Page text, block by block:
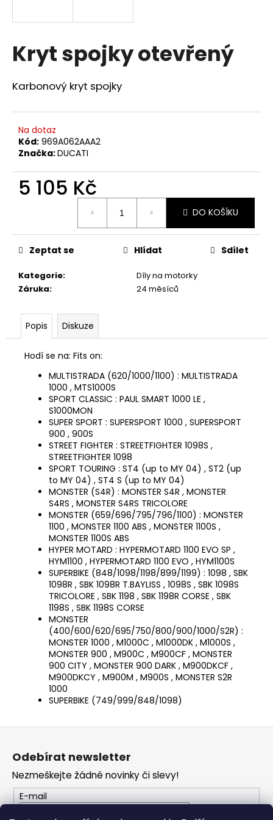
Kryt spojky otevřený
Karbonový kryt spojky
Na dotaz
Kód: 969A062AAA2
Značka:DUCATI
5 105 Kč
DO KOŠÍKU
Kategorie:
Díly na motorky
Záruka: 24 měsíců
Zeptat se Hlídat Sdílet
Popis Diskuze
Hodí se na: Fits on:
MULTISTRADA (620/1000/1100) : MULTISTRADA
1000 , MTS1000S
SPORT CLASSIC : PAUL SMART 1000 LE ,
S1000MON
SUPER SPORT : SUPERSPORT 1000 , SUPERSPORT
900 , 900S
STREET FIGHTER : STREETFIGHTER 1098S ,
STREETFIGHTER 1098
SPORT TOURING : ST4 (up to MY 04) , ST2 (up
to MY 04) , ST4 S (up to MY 04)
MONSTER (S4R) : MONSTER S4R , MONSTER
S4RS , MONSTER S4RS TRICOLORE
MONSTER (659/696/795/796/1100) : MONSTER
1100 , MONSTER 1100 ABS , MONSTER 1100S ,
MONSTER 1100S ABS
HYPER MOTARD : HYPERMOTARD 1100 EVO SP ,
HYM1100 , HYPERMOTARD 1100 EVO , HYM1100S
SUPERBIKE (848/1098/1198/899/1199) : 1098 , SBK
1098R , SBK 1098R T.BAYLISS , 1098S , SBK 1098S
TRICOLORE , SBK 1198 , SBK 1198R CORSE , SBK
1198S , SBK 1198S CORSE
MONSTER
(400/600/620/695/750/800/900/1000/S2R) :
MONSTER 1000 , M1000C , M1000DK , M1000S ,
MONSTER 900 , M900C , M900CF , MONSTER
900 CITY , MONSTER 900 DARK , M900DKCF ,
M900DKCY , M900M , M900S , MONSTER S2R
1000
SUPERBIKE (749/999/848/1098)
í
t
?
D
o
č
u
e
TRIČKO
SPEED
ČERNÉ
Z
t
í
Odebírat newsletter
Nezmeškejte žádné novinky či slevy!
E-mail